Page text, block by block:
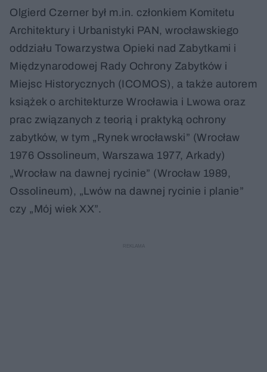
Olgierd Czerner był m.in. członkiem Komitetu
Architektury i Urbanistyki PAN, wrocławskiego
oddziału Towarzystwa Opieki nad Zabytkami i
Międzynarodowej Rady Ochrony Zabytków i
Miejsc Historycznych (ICOMOS), a także autorem
książek o architekturze Wrocławia i Lwowa oraz
prac związanych z teorią i praktyką ochrony
zabytków, w tym „Rynek wrocławski” (Wrocław
1976 Ossolineum, Warszawa 1977, Arkady)
„Wrocław na dawnej rycinie” (Wrocław 1989,
Ossolineum), „Lwów na dawnej rycinie i planie”
czy „Mój wiek XX”.